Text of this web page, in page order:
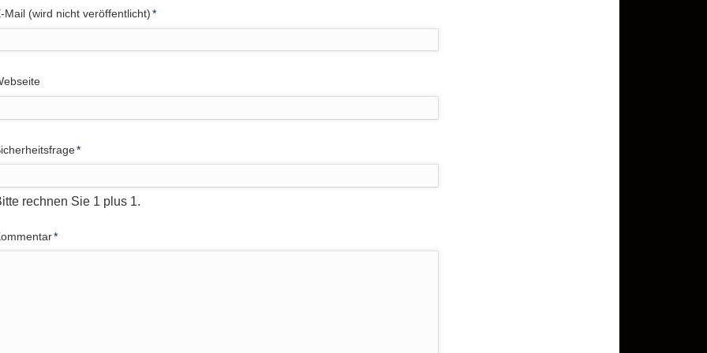
Mail (wird nicht veröffentlicht)*
*
rechnen Sie 1 plus 1.
*